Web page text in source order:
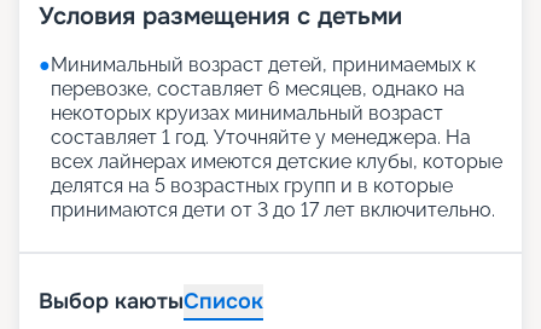
Условия размещения с детьми
●Минимальный возраст детей, принимаемых к
перевозке, составляет 6 месяцев, однако на
некоторых круизах минимальный возраст
составляет 1 год. Уточняйте у менеджера. На
всех лайнерах имеются детские клубы, которые
делятся на 5 возрастных групп и в которые
принимаются дети от 3 до 17 лет включительно.
Выбор каютыСписок